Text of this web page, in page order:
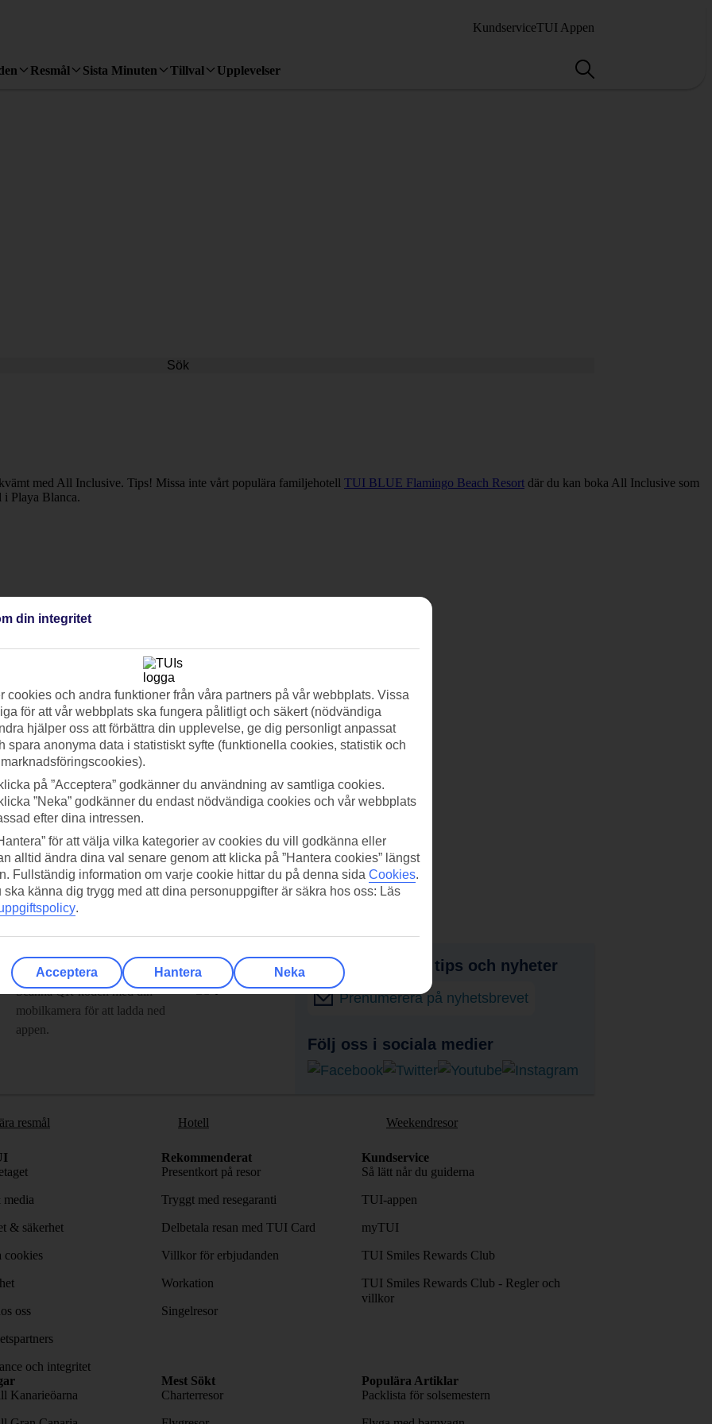
KundserviceTUI Appen
Resmål Sista Minuten Tillval Upplevelser
Sök
med All Inclusive. Tips! Missa inte vårt populära familjehotell TUI BLUE Flamingo Beach Resort där du kan boka All Inclusive som
Playa Blanca.
ner TUI-appen idag!
Scanna QR-koden med din
mobilkamera för att ladda ned
appen.
Få erbjudanden, tips och nyheter
Prenumerera på nyhetsbrevet
Följ oss i sociala medier
resmål Hotell Weekendresor
media
& säkerhet
cookies
oss
och integritet
Rekommenderat
Presentkort på resor
Tryggt med resegaranti
Delbetala resan med TUI Card
Villkor för erbjudanden
Workation
Singelresor
Kundservice
Så lätt når du guiderna
TUI-appen
myTUI
TUI Smiles Rewards Club
TUI Smiles Rewards Club - Regler och
villkor
Kanarieöarna
Mest Sökt
Charterresor
Populära Artiklar
Packlista för solsemestern
din integritet
cookies och andra funktioner från våra partners på vår webbplats. Vissa
för att vår webbplats ska fungera pålitligt och säkert (nödvändiga
hjälper oss att förbättra din upplevelse, ge dig personligt anpassat
spara anonyma data i statistiskt syfte (funktionella cookies, statistik och
på ”Acceptera” godkänner du användning av samtliga cookies.
”Neka” godkänner du endast nödvändiga cookies och vår webbplats
efter dina intressen.
för att välja vilka kategorier av cookies du vill godkänna eller
alltid ändra dina val senare genom att klicka på ”Hantera cookies” längst
Fullständig information om varje cookie hittar du på denna sida Cookies.
ska känna dig trygg med att dina personuppgifter är säkra hos oss: Läs
.
Acceptera Hantera Neka